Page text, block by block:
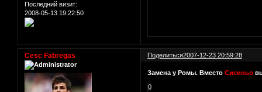
Последний визит:
2008-05-13 19:22:50
Поделиться2007-12-23 20:59:28
Cesc Fabregas
Замена у Ромы. ВместоСисиньо
0